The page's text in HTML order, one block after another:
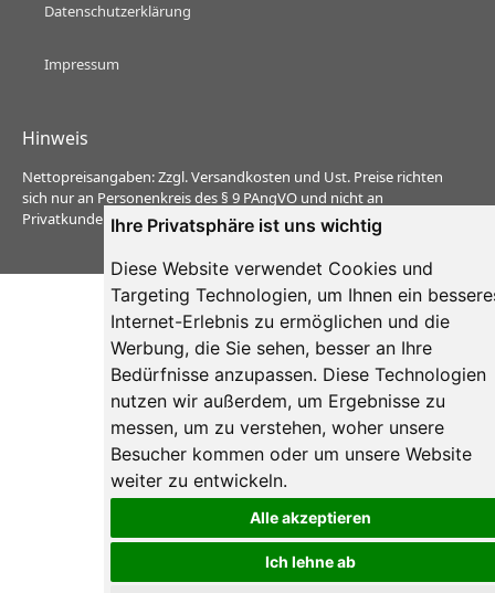
Ihre Privatsphäre ist uns wichtig
Diese Website verwendet Cookies und
Targeting Technologien, um Ihnen ein
Internet-Erlebnis zu ermöglichen und die
Werbung, die Sie sehen, besser an Ihre
Bedürfnisse anzupassen. Diese Technologien
nutzen wir außerdem, um Ergebnisse zu
messen, um zu verstehen, woher unsere
Besucher kommen oder um unsere Website
weiter zu entwickeln.
Alle akzeptieren
Ich lehne ab
Datenschutzerklärung
Impressum
Hinweis
Nettopreisangaben: Zzgl. Versandkosten und Ust. Preise richten
sich nur an Personenkreis des § 9 PAngVO und nicht an
Privatkunden.